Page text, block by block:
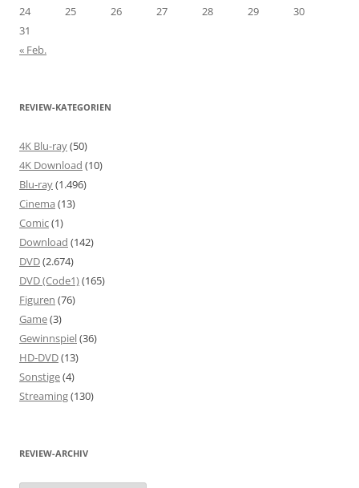
24
25 26 27 28 29
30
31
« Feb.
REVIEW-KATEGORIEN
4K Blu-ray(50)
4K Download (10)
Blu-ray(1.496)
Cinema (13)
Comic(1)
Download (142)
DVD(2.674)
DVD (Code1)(165)
Figuren (76)
Game(3)
Gewinnspiel(36)
HD-DVD(13)
Sonstige(4)
Streaming(130)
REVIEW-ARCHIV